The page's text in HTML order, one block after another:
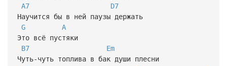
A7
D7
Научится бы в ней паузы держать
G
A
Это всё пустяки
B7
Em
Чуть-чуть топлива в бак души плесни